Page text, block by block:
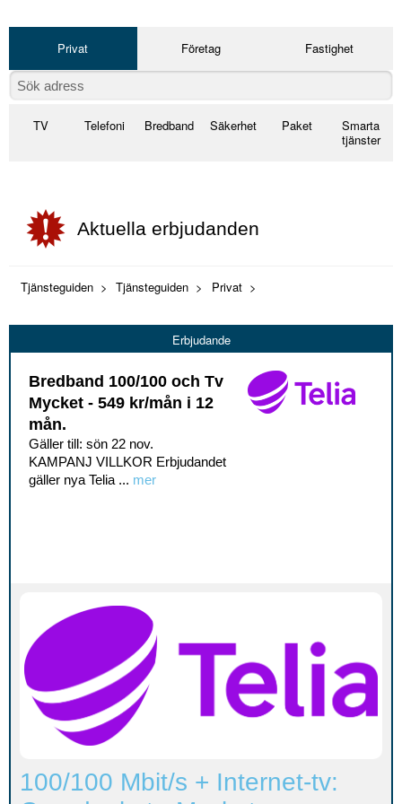
Privat Företag Fastighet
TV Telefoni Bredband Säkerhet Paket
Smarta
tjänster
Aktuella erbjudanden
Tjänsteguiden Tjänsteguiden Privat
Erbjudande
Bredband 100/100 och Tv
Mycket - 549 kr/mån i 12
mån.
Gäller till: sön 22 nov.
KAMPANJ VILLKOR Erbjudandet
gäller nya Telia ... mer
100/100 Mbit/s + Internet-tv: